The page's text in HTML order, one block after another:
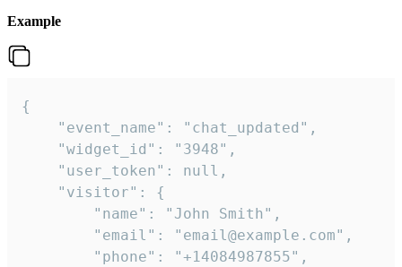
Example
{
    "event_name": "chat_updated",
    "widget_id": "3948",
    "user_token": null,
    "visitor": {
        "name": "John Smith",
        "email": "email@example.com",
        "phone": "+14084987855",